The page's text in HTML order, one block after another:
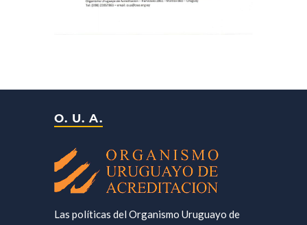
O. U. A.
Las políticas del Organismo Uruguayo de